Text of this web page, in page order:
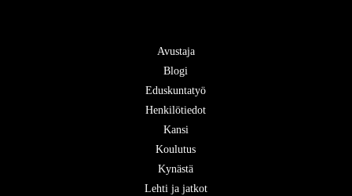
Avustaja
Blogi
Eduskuntatyö
Henkilötiedot
Kansi
Koulutus
Kynästä
Lehti ja jatkot